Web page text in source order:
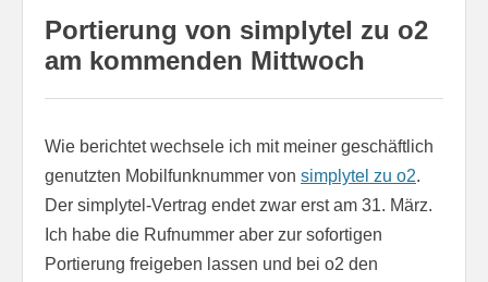
Portierung von simplytel zu o2
am kommenden Mittwoch
Wie berichtet wechsele ich mit meiner geschäftlich
genutzten Mobilfunknummer von simplytel zu o2.
Der simplytel-Vertrag endet zwar erst am 31. März.
Ich habe die Rufnummer aber zur sofortigen
Portierung freigeben lassen und bei o2 den